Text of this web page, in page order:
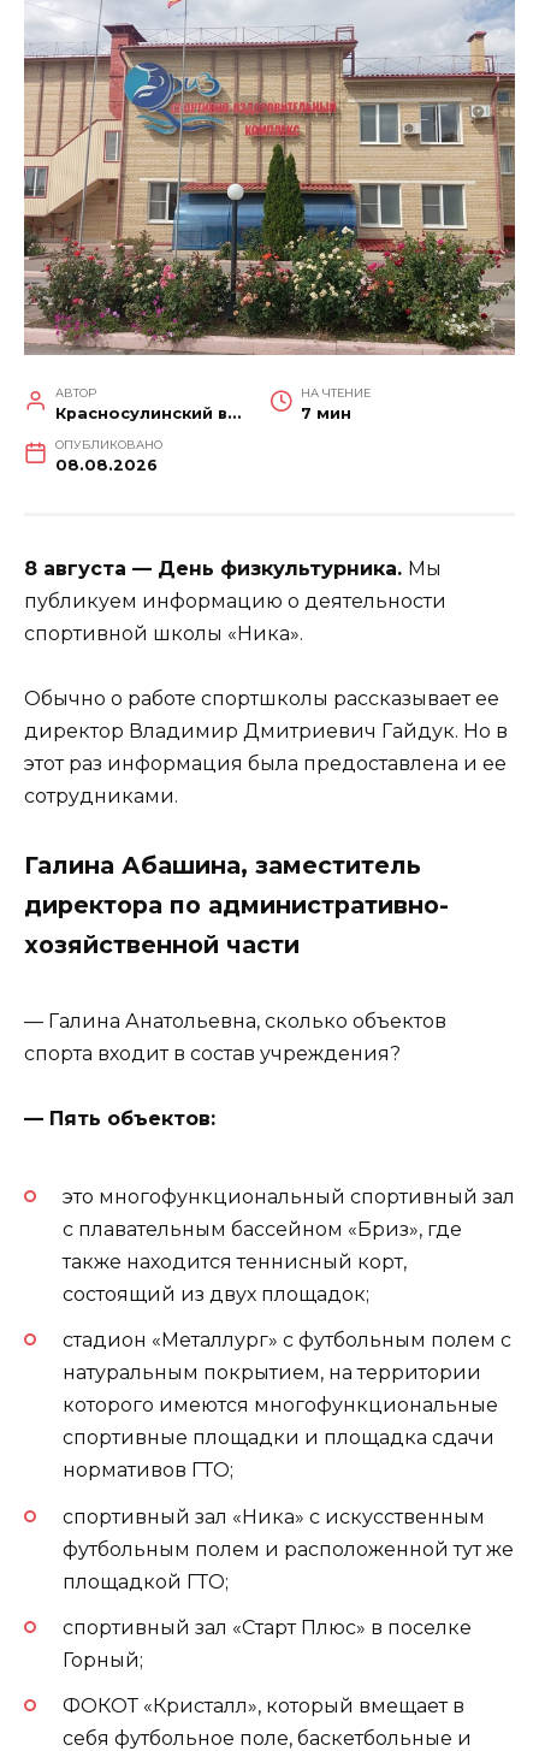
АВТОР
Красносулинский вестник
НА ЧТЕНИЕ
7 мин
ОПУБЛИКОВАНО
08.08.2026
8 августа — День физкультурника. Мы
публикуем информацию о деятельности
спортивной школы «Ника».
Обычно о работе спортшколы рассказывает ее
директор Владимир Дмитриевич Гайдук. Но в
этот раз информация была предоставлена и ее
сотрудниками.
Галина Абашина, заместитель
директора по административно-
хозяйственной части
— Галина Анатольевна, сколько объектов
спорта входит в состав учреждения?
— Пять объектов:
это многофункциональный спортивный зал
с плавательным бассейном «Бриз», где
также находится теннисный корт,
состоящий из двух площадок;
стадион «Металлург» с футбольным полем с
натуральным покрытием, на территории
которого имеются многофункциональные
спортивные площадки и площадка сдачи
нормативов ГТО;
спортивный зал «Ника» с искусственным
футбольным полем и расположенной тут же
площадкой ГТО;
спортивный зал «Старт Плюс» в поселке
Горный;
ФОКОТ «Кристалл», который вмещает в
себя футбольное поле, баскетбольные и